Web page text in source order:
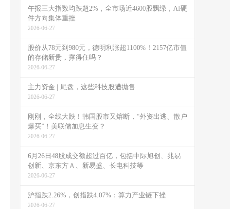
午报三大指数均跌超2%，全市场近4600股飘绿，AI硬
件方向集体重挫
2026-06-27
股价从78元到980元，德明利涨超1100%！2157亿市值
的存储新贵，撑得住吗？
2026-06-27
主力资金 | 尾盘，这些科技股遭抛售
2026-06-27
刚刚，全线大跌！韩国股市又熔断，“外资出逃、散户
爆买”！美联储加息生变？
2026-06-27
6月26日48股成交额超过百亿，包括中际旭创、兆易
创新、京东方Ａ、新易盛、长电科技等
2026-06-27
沪指跌2.26%，创指跌4.07%：算力产业链下挫
2026-06-27